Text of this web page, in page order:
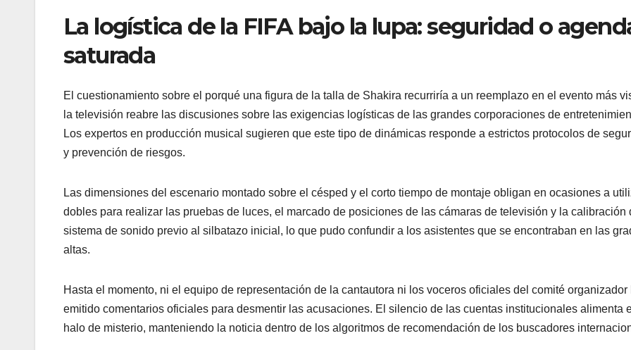
La logística de la FIFA bajo la lupa: seguridad o
saturada
El cuestionamiento sobre el porqué una figura de la talla de Shakira recurriría a un reemplazo en el evento más
la televisión reabre las discusiones sobre las exigencias logísticas de las grandes corporaciones de
Los expertos en producción musical sugieren que este tipo de dinámicas responde a estrictos protocolos de
y prevención de riesgos.
Las dimensiones del escenario montado sobre el césped y el corto tiempo de montaje obligan en ocasiones a
dobles para realizar las pruebas de luces, el marcado de posiciones de las cámaras de televisión y la calibración
sistema de sonido previo al silbatazo inicial, lo que pudo confundir a los asistentes que se encontraban en las
altas.
Hasta el momento, ni el equipo de representación de la cantautora ni los voceros oficiales del comité organizador
emitido comentarios oficiales para desmentir las acusaciones. El silencio de las cuentas institucionales alimenta
halo de misterio, manteniendo la noticia dentro de los algoritmos de recomendación de los buscadores